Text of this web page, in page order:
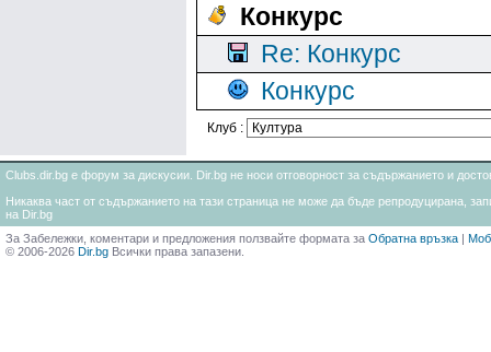
Конкурс
Re: Конкурс
Конкурс
Клуб :
Clubs.dir.bg е форум за дискусии. Dir.bg не носи отговорност за съдържанието и
Никаква част от съдържанието на тази страница не може да бъде репродуцирана,
на Dir.bg
За Забележки, коментари и предложения ползвайте формата за Обратна връзка |
© 2006-2026 Dir.bg Всички права запазени.